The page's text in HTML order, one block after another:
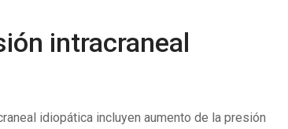
intracraneal
idiopática incluyen aumento de la presión